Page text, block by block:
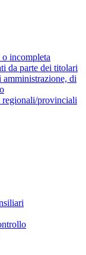
o incompleta
da parte dei titolari
di
provinciali